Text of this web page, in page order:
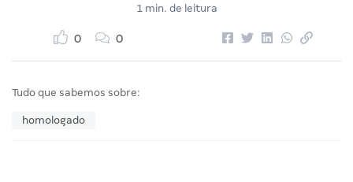
1 min. de leitura
0 0
Tudo que sabemos sobre:
homologado